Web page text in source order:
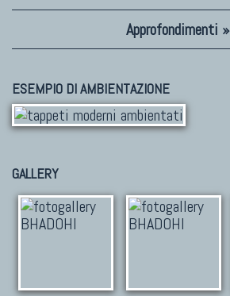
Approfondimenti »
ESEMPIO DI AMBIENTAZIONE
GALLERY